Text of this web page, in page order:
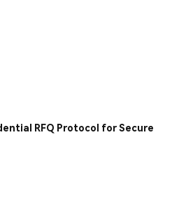
RFQ Protocol for Secure